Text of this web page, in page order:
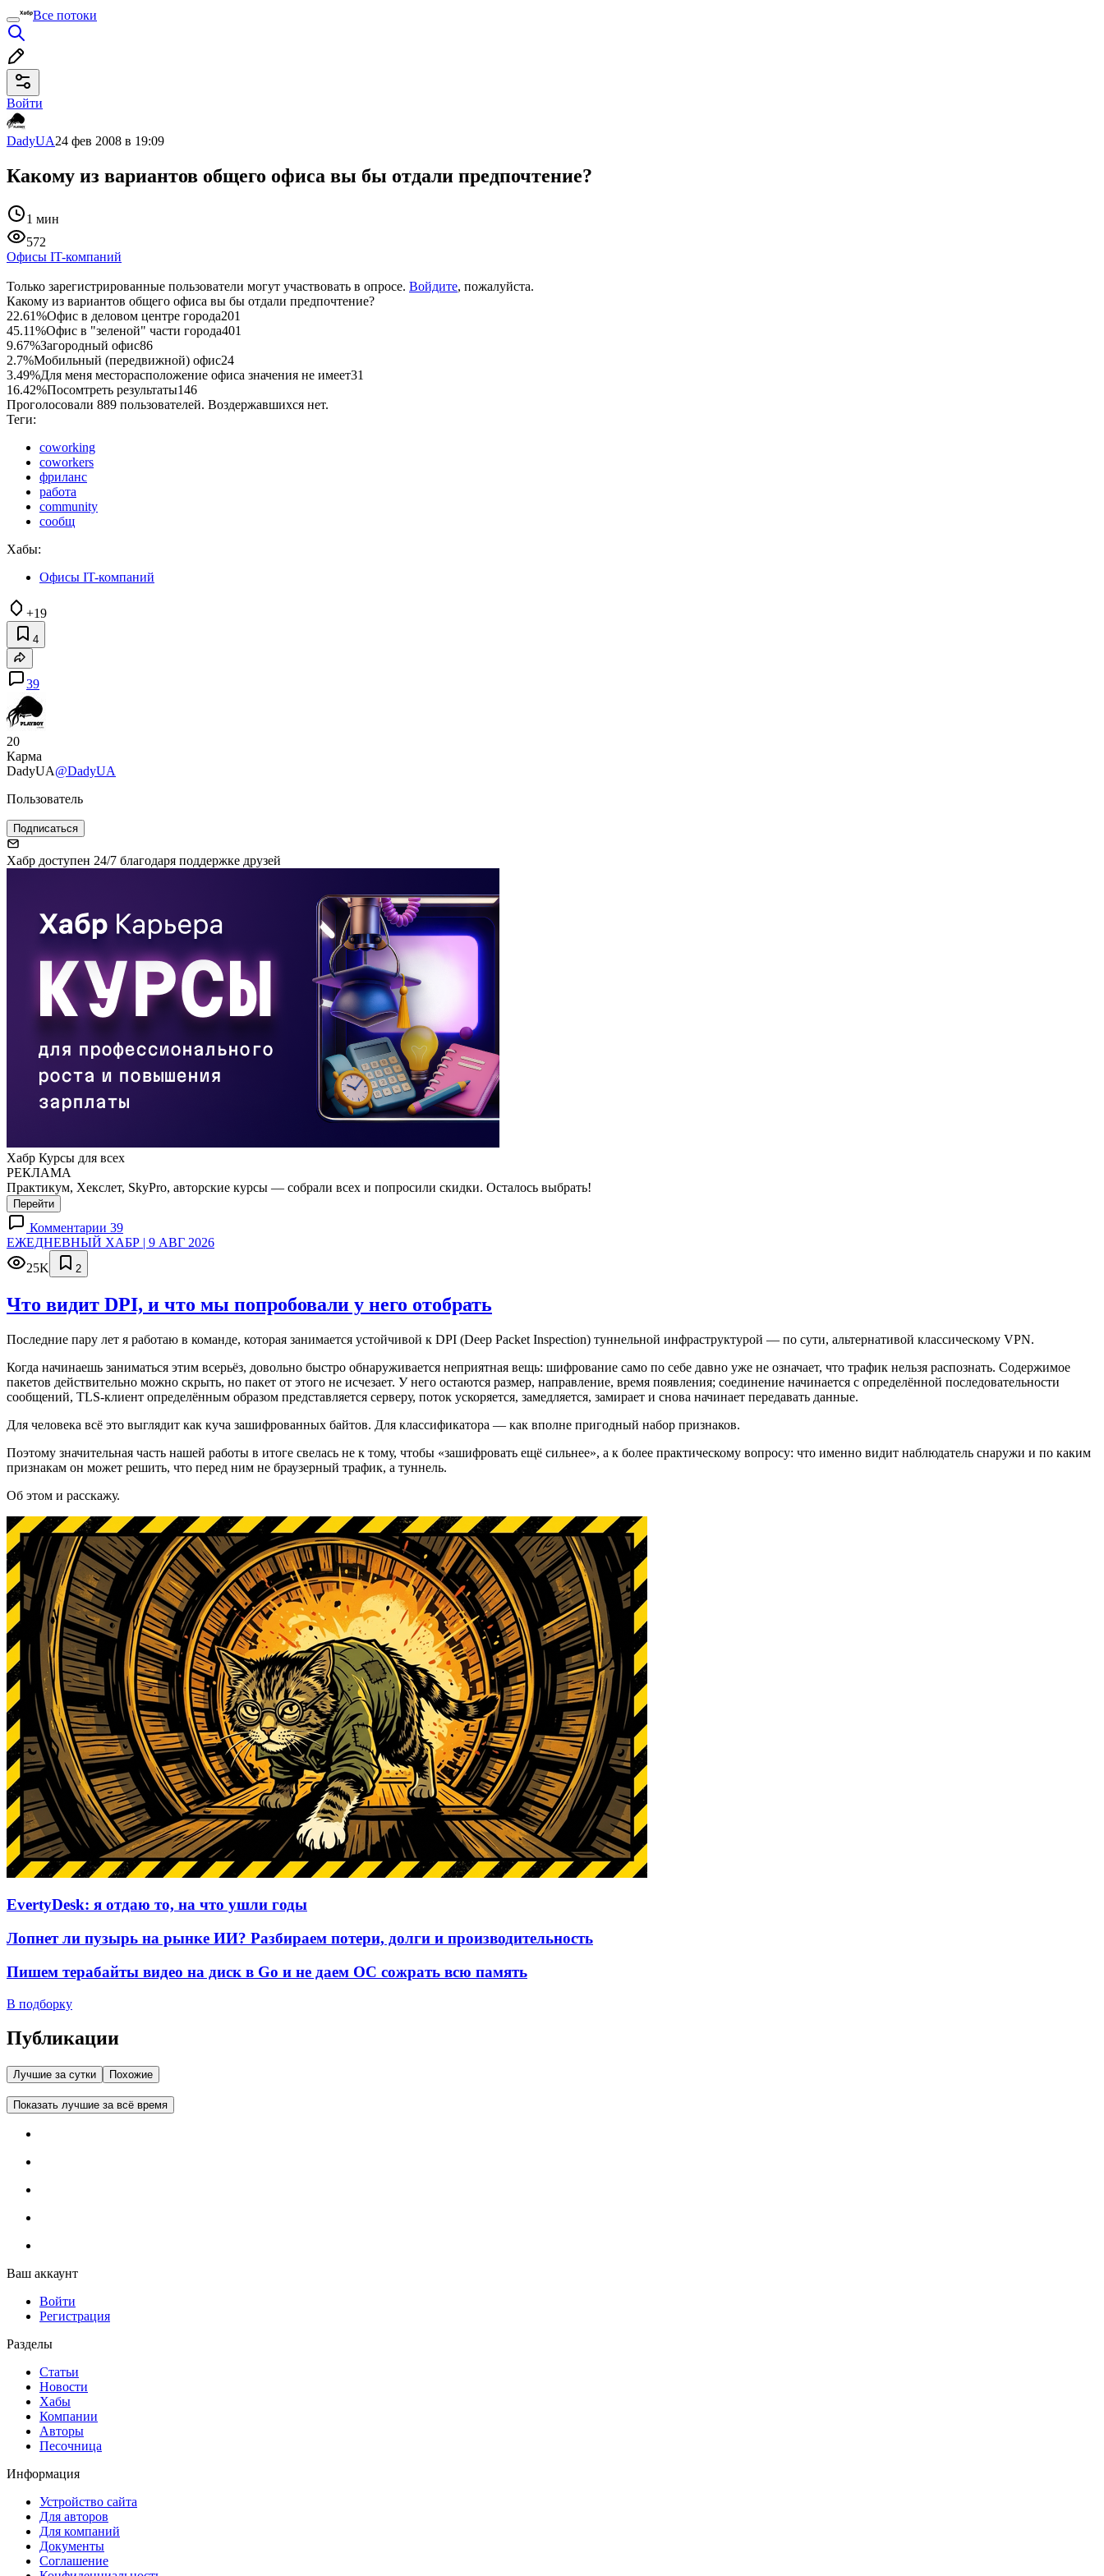
Все потоки
Войти
DadyUA24 фев 2008 в 19:09
Какому из вариантов общего офиса вы бы отдали предпочтение?
1 мин
572
Офисы IT-компаний
Только зарегистрированные пользователи могут участвовать в опросе. Войдите, пожалуйста.
Какому из вариантов общего офиса вы бы отдали предпочтение?
22.61%Офис в деловом центре города201
45.11%Офис в "зеленой" части города401
9.67%Загородный офис86
2.7%Мобильный (передвижной) офис24
3.49%Для меня месторасположение офиса значения не имеет31
16.42%Посомтреть результаты146
Проголосовали 889 пользователей. Воздержавшихся нет.
Теги:
coworking
coworkers
фриланс
работа
community
сообщ
Хабы:
Офисы IT-компаний
+19
4
39
20
Карма
DadyUA@DadyUA
Пользователь
Подписаться
Хабр доступен 24/7 благодаря поддержке друзей
Хабр Курсы для всех
РЕКЛАМА
Практикум, Хекслет, SkyPro, авторские курсы — собрали всех и попросили скидки. Осталось выбрать!
Перейти
Комментарии 39
ЕЖЕДНЕВНЫЙ ХАБР | 9 АВГ 2026
25K
2
Что видит DPI, и что мы попробовали у него отобрать
Последние пару лет я работаю в команде, которая занимается устойчивой к DPI (Deep Packet Inspection) туннельной инфраструктурой — по сути, альтернативой классическому VPN.
Когда начинаешь заниматься этим всерьёз, довольно быстро обнаруживается неприятная вещь: шифрование само по себе давно уже не означает, что трафик нельзя распознать. Содержимое
пакетов действительно можно скрыть, но пакет от этого не исчезает. У него остаются размер, направление, время появления; соединение начинается с определённой последовательности
сообщений, TLS-клиент определённым образом представляется серверу, поток ускоряется, замедляется, замирает и снова начинает передавать данные.
Для человека всё это выглядит как куча зашифрованных байтов. Для классификатора — как вполне пригодный набор признаков.
Поэтому значительная часть нашей работы в итоге свелась не к тому, чтобы «зашифровать ещё сильнее», а к более практическому вопросу: что именно видит наблюдатель снаружи и по каким
признакам он может решить, что перед ним не браузерный трафик, а туннель.
Об этом и расскажу.
EvertyDesk: я отдаю то, на что ушли годы
Лопнет ли пузырь на рынке ИИ? Разбираем потери, долги и производительность
Пишем терабайты видео на диск в Go и не даем ОС сожрать всю память
В подборку
Публикации
Лучшие за сутки Похожие
Показать лучшие за всё время
Ваш аккаунт
Войти
Регистрация
Разделы
Статьи
Новости
Хабы
Компании
Авторы
Песочница
Информация
Устройство сайта
Для авторов
Для компаний
Документы
Соглашение